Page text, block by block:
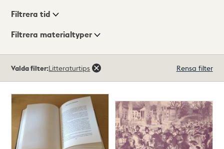
Visningsläge
Filtrera tid
Filtrera materialtyper
träffar
Valda filter:Litteraturtips Rensa filter